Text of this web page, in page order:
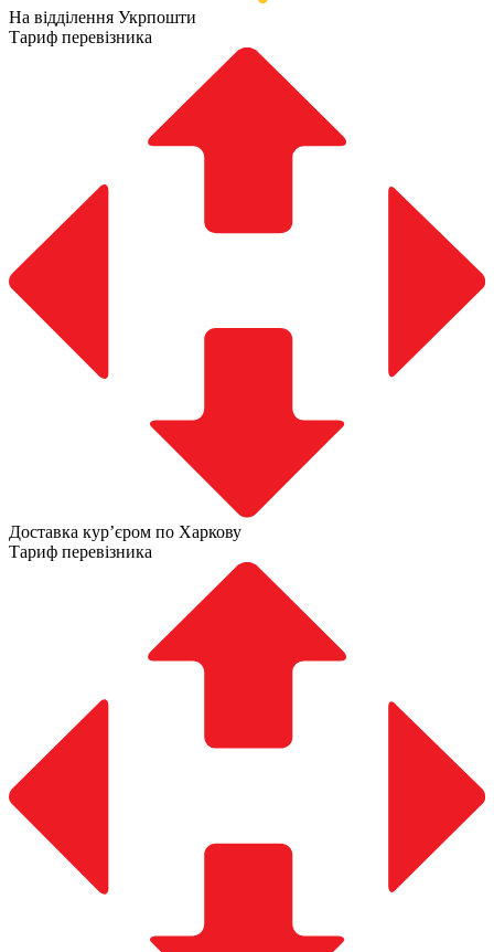
На відділення Укрпошти
Тариф перевізника
Доставка курʼєром по Харкову
Тариф перевізника